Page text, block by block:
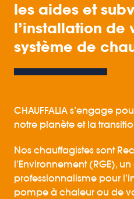
les aides et
l’installation de
système de
CHAUFFALIA s’engage
notre planète et la
Nos chauffagistes sont
l’Environnement (RGE),
professionnalisme pour
pompe à chaleur ou de